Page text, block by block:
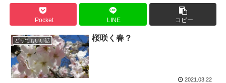
Pocket LINE コピー
どうでもいい話 桜咲く春？
2021.03.22